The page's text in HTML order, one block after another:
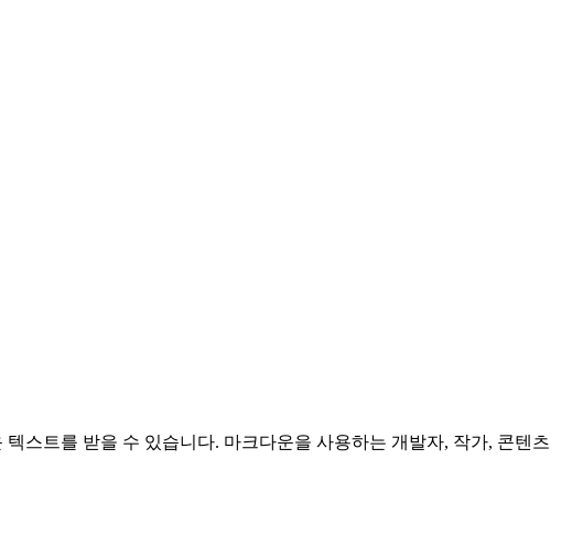
스트를 받을 수 있습니다. 마크다운을 사용하는 개발자, 작가, 콘텐츠